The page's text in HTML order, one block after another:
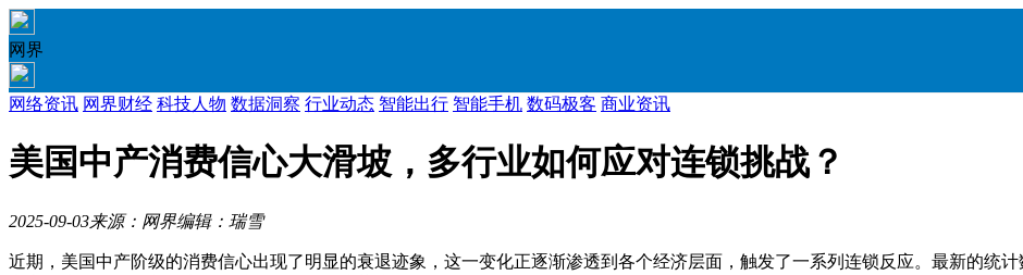
网界
网络资讯 网界财经 科技人物 数据洞察 行业动态 智能出行 智能手机 数码极客 商业资讯
美国中产消费信心大滑坡，多行业如何应对连锁挑战？
2025-09-03来源：网界编辑：瑞雪
近期，美国中产阶级的消费信心出现了明显的衰退迹象，这一变化正逐渐渗透到各个经济层面，触发了一系列连锁反应。最新的统